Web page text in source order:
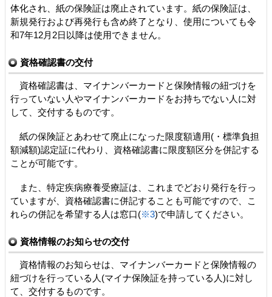
体化され、紙の保険証は廃止されています。紙の保険証は、
新規発行および再発行も含め終了となり、使用についても令
和7年12月2日以降は使用できません。
資格確認書の交付
資格確認書は、マイナンバーカードと保険情報の紐づけを
行っていない人やマイナンバーカードをお持ちでない人に対
して、交付するものです。
紙の保険証とあわせて廃止になった限度額適用(・標準負担
額減額)認定証に代わり、資格確認書に限度額区分を併記する
ことが可能です。
また、特定疾病療養受療証は、これまでどおり発行を行っ
ていますが、資格確認書に併記することも可能ですので、こ
れらの併記を希望する人は窓口(※3)で申請してください。
資格情報のお知らせの交付
資格情報のお知らせは、マイナンバーカードと保険情報の
紐づけを行っている人(マイナ保険証を持っている人)に対し
て、交付するものです。